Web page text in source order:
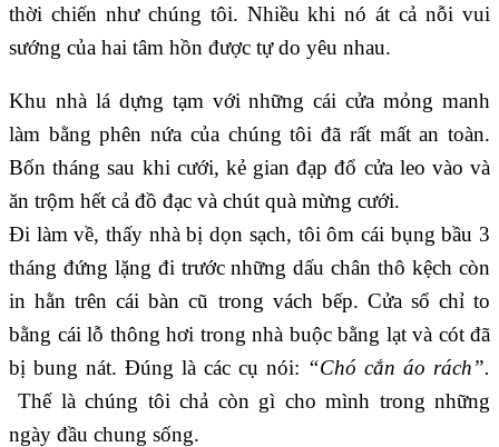
thời chiến như chúng tôi. Nhiều khi nó át cả nỗi vui
sướng của hai tâm hồn được tự do yêu nhau.
Khu nhà lá dựng tạm với những cái cửa mỏng manh
làm bằng phên nứa của chúng tôi đã rất mất an toàn.
Bốn tháng sau khi cưới, kẻ gian đạp đổ cửa leo vào và
ăn trộm hết cả đồ đạc và chút quà mừng cưới.
Đi làm về, thấy nhà bị dọn sạch, tôi ôm cái bụng bầu 3
tháng đứng lặng đi trước những dấu chân thô kệch còn
in hằn trên cái bàn cũ trong vách bếp. Cửa sổ chỉ to
bằng cái lỗ thông hơi trong nhà buộc bằng lạt và cót đã
bị bung nát. Đúng là các cụ nói: “Chó cắn áo rách”.
Thế là chúng tôi chả còn gì cho mình trong những
ngày đầu chung sống.